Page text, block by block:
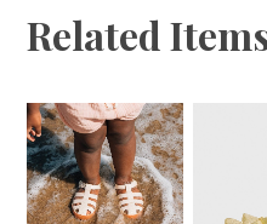
Related